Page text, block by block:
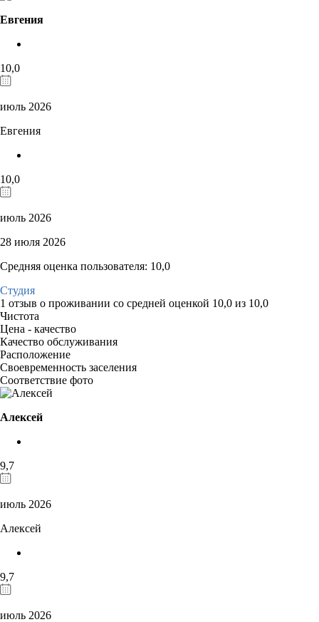
Евгения
10,0
июль 2026
Евгения
10,0
июль 2026
28 июля 2026
Средняя оценка пользователя: 10,0
Студия
1 отзыв о проживании со средней оценкой 10,0 из 10,0
Чистота
Цена - качество
Качество обслуживания
Расположение
Своевременность заселения
Соответствие фото
Алексей
9,7
июль 2026
Алексей
9,7
июль 2026